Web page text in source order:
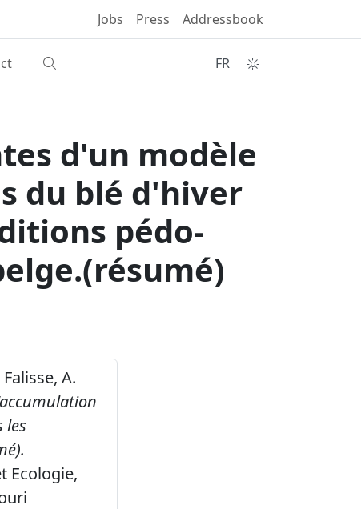
Jobs Press Addressbook
FR
d'un modèle
du blé d'hiver
pédo-
A.
les
Ecologie,